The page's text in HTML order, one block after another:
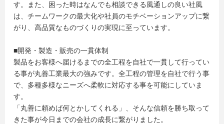
す。また、困った時はなんでも相談できる風通しの良い社風
は、チームワークの最大化や社員のモチベーションアップに繋
がり、高品質なものづくりの実現に至っています。
■開発・製造・販売の一貫体制
製品をお客様へ届けるまでの全工程を自社で一貫して行ってい
る事が丸善工業最大の強みです。全工程の管理を自社で行う事
で、多種多様なニーズへ柔軟に対応する事を可能にしていま
す。
「丸善に頼めば何とかしてくれる」、そんな信頼を勝ち取って
きた事が今日までの会社の成長に繋がりました。